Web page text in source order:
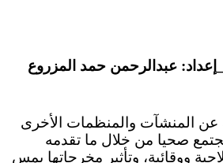
عبدالرحمن حمد المزروع
عن المنشآت والمنظمات الأخرى
صحيا من خلال ما تقدمه
ووقائية، وتأثير مخرجاتها يمس